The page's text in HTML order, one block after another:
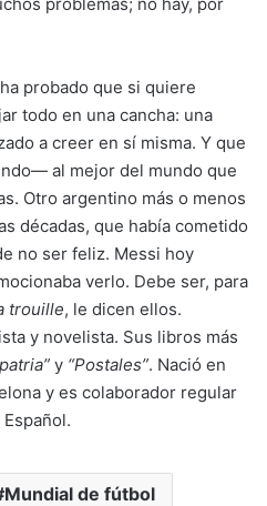
probado que si quiere
todo en una cancha: una
a creer en sí misma. Y que
al mejor del mundo que
Otro argentino más o menos
décadas, que había cometido
no ser feliz. Messi hoy
verlo. Debe ser, para
trouille, le dicen ellos.
y novelista. Sus libros más
y “Postales”. Nació en
y es colaborador regular
Mundial de fútbol